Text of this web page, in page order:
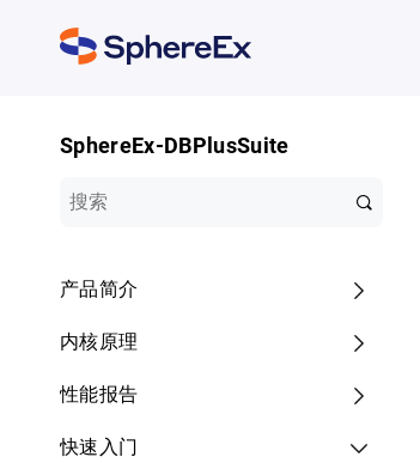
SphereEx-DBPlusSuite
产品简介
内核原理
性能报告
快速入门